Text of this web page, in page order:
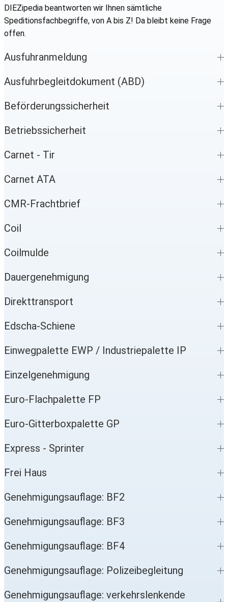
DIEZipedia beantworten wir Ihnen sämtliche
Speditionsfachbegriffe, von A bis Z! Da bleibt keine Frage
offen.
Ausfuhranmeldung
Ausfuhrbegleitdokument (ABD)
Beförderungssicherheit
Betriebssicherheit
Carnet - Tir
Carnet ATA
CMR-Frachtbrief
Coil
Coilmulde
Dauergenehmigung
Direkttransport
Edscha-Schiene
Einwegpalette EWP / Industriepalette IP
Einzelgenehmigung
Euro-Flachpalette FP
Euro-Gitterboxpalette GP
Express - Sprinter
Frei Haus
Genehmigungsauflage: BF2
Genehmigungsauflage: BF3
Genehmigungsauflage: BF4
Genehmigungsauflage: Polizeibegleitung
Genehmigungsauflage: verkehrslenkende